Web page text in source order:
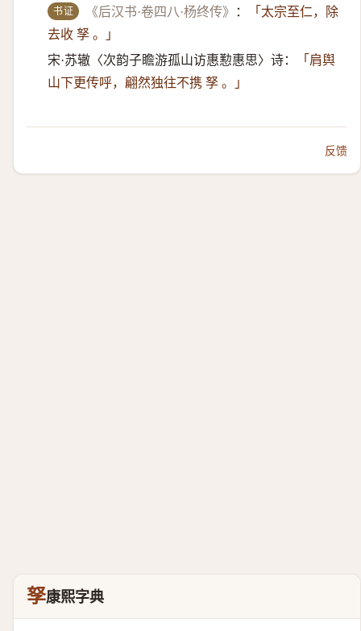
书证 《后汉书·卷四八·杨终传》 ：
「太宗至仁，除
去收 孥 。」
宋·苏辙〈次韵子瞻游孤山访惠懃惠思〉诗：
「肩舆
山下更传呼，翩然独往不携 孥 。」
反馈
孥康熙字典